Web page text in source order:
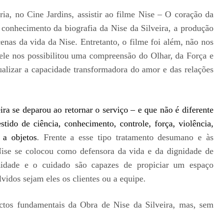
no Cine Jardins, assistir ao filme Nise – O coração da
da biografia da Nise da Silveira, a produção
da vida da Nise. Entretanto, o filme foi além, não nos
nos possibilitou uma compreensão do Olhar, da Força e
a capacidade transformadora do amor e das relações
se deparou ao retornar o serviço – e que não é diferente
de ciência, conhecimento, controle, força, violência,
a objetos. Frente a esse tipo tratamento desumano e às
se colocou como defensora da vida e da dignidade de
e o cuidado são capazes de propiciar um espaço
sejam eles os clientes ou a equipe.
fundamentais da Obra de Nise da Silveira, mas, sem